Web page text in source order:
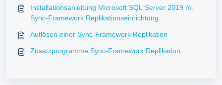
Installationsanleitung Microsoft SQL Server 2019 m.
Sync-Framework Replikationseinrichtung
Auflösen einer Sync-Framework Replikation
Zusatzprogramme Sync-Framework Replikation